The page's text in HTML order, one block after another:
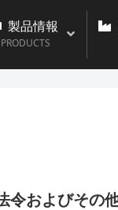
製品情報
PRODUCTS
令およびその